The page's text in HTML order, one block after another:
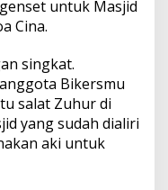
untuk Masjid
Cina.
singkat.
Bikersmu
salat Zuhur di
yang sudah dialiri
aki untuk